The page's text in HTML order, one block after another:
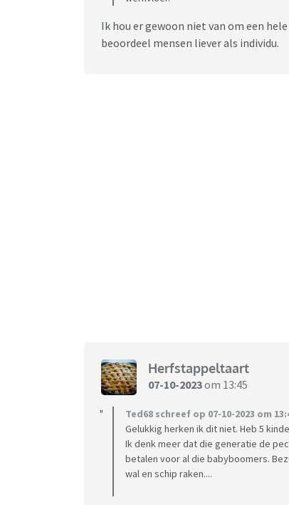
Ik hou er gewoon niet van om een
beoordeel mensen liever als individu.
Herfstappeltaart
07-10-2023om 13:45
Ted68 schreef op 07-10-2023 om
Gelukkig herken ik dit niet. Heb 5
Ik denk meer dat die generatie de
betalen voor al die babyboomers.
wal en schip raken....